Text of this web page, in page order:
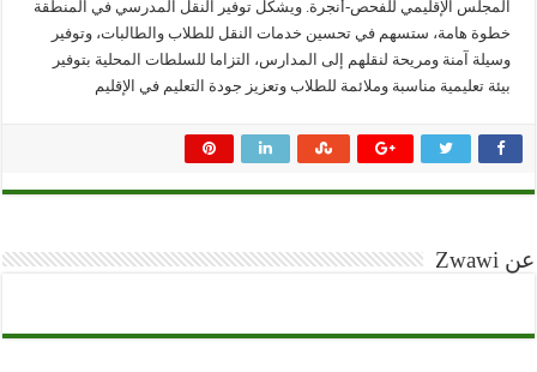
المجلس الإقليمي للفحص-أنجرة. ويشكل توفير النقل المدرسي في المنطقة
خطوة هامة، ستسهم في تحسين خدمات النقل للطلاب والطالبات، وتوفير
وسيلة آمنة ومريحة لنقلهم إلى المدارس، التزاما للسلطات المحلية بتوفير
بيئة تعليمية مناسبة وملائمة للطلاب وتعزيز جودة التعليم في الإقليم
عن Zwawi